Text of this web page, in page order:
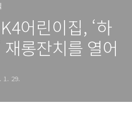
어린이집, ‘하
재롱잔치를 열어
1. 29.